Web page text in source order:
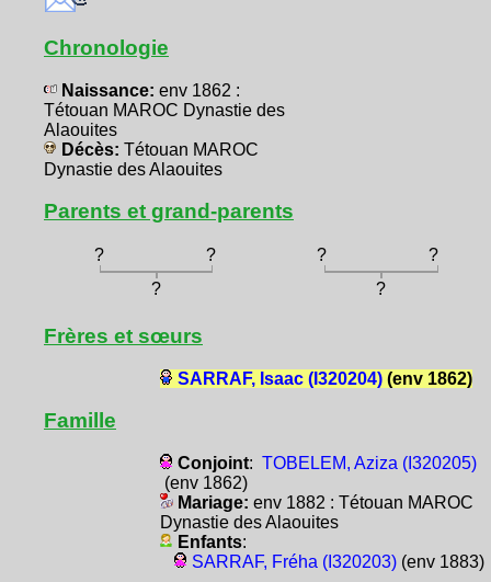
Chronologie
Naissance: env 1862 :
Tétouan MAROC Dynastie des
Alaouites
Décès: Tétouan MAROC
Dynastie des Alaouites
Parents et grand-parents
? ? ?
?
?
?
Frères et sœurs
SARRAF, Isaac (I320204)(env 1862)
Famille
Conjoint: TOBELEM, Aziza (I320205)
(env 1862)
Mariage: env 1882 : Tétouan MAROC
Dynastie des Alaouites
Enfants:
SARRAF, Fréha (I320203)(env 1883)